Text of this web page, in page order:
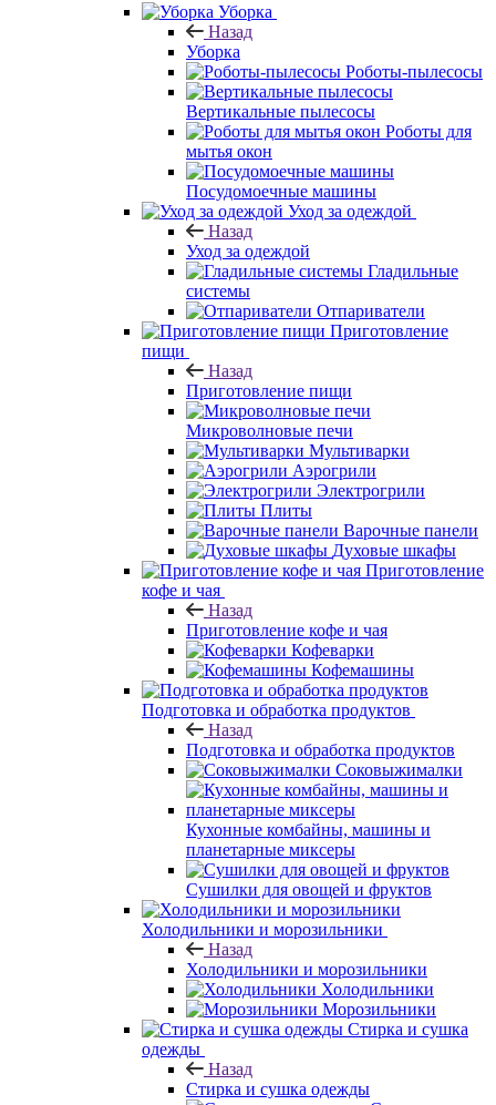
Уборка
Назад
Уборка
Роботы-пылесосы
Вертикальные пылесосы
Роботы для
мытья окон
Посудомоечные машины
Уход за одеждой
Назад
Уход за одеждой
Гладильные
системы
Отпариватели
Приготовление
пищи
Назад
Приготовление пищи
Микроволновые печи
Мультиварки
Аэрогрили
Электрогрили
Плиты
Варочные панели
Духовые шкафы
Приготовление
кофе и чая
Назад
Приготовление кофе и чая
Кофеварки
Кофемашины
Подготовка и обработка продуктов
Назад
Подготовка и обработка продуктов
Соковыжималки
Кухонные комбайны, машины и
планетарные миксеры
Сушилки для овощей и фруктов
Холодильники и морозильники
Назад
Холодильники и морозильники
Холодильники
Морозильники
Стирка и сушка
одежды
Назад
Стирка и сушка одежды